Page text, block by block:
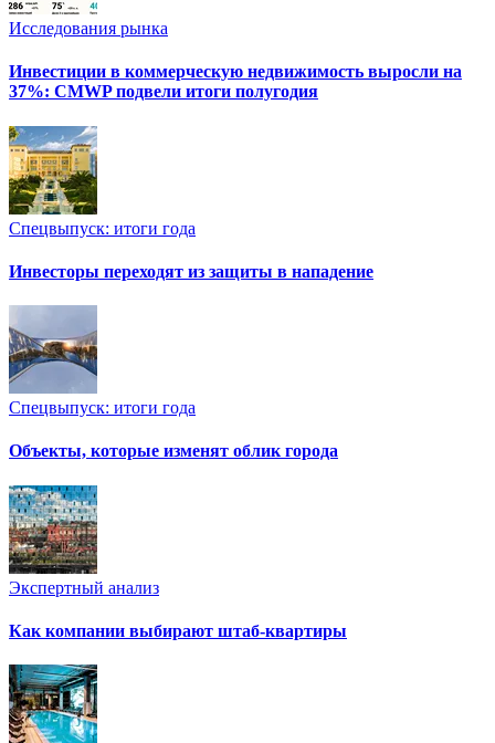
Исследования рынка
Инвестиции в коммерческую недвижимость выросли на
37%: CMWP подвели итоги полугодия
Спецвыпуск: итоги года
Инвесторы переходят из защиты в нападение
Спецвыпуск: итоги года
Объекты, которые изменят облик города
Экспертный анализ
Как компании выбирают штаб-квартиры